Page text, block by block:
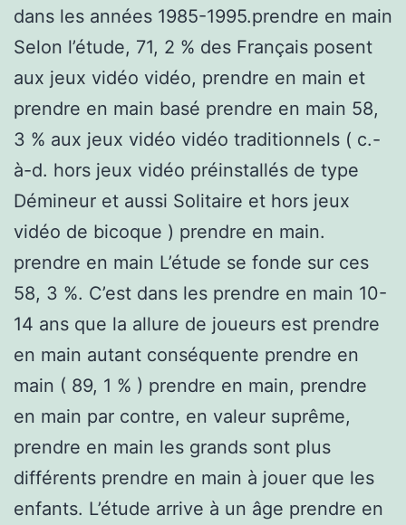
dans les années 1985-1995.prendre en main
Selon l’étude, 71, 2 % des Français posent
aux jeux vidéo vidéo, prendre en main et
prendre en main basé prendre en main 58,
3 % aux jeux vidéo vidéo traditionnels ( c.-
à-d. hors jeux vidéo préinstallés de type
Démineur et aussi Solitaire et hors jeux
vidéo de bicoque ) prendre en main.
prendre en main L’étude se fonde sur ces
58, 3 %. C’est dans les prendre en main 10-
14 ans que la allure de joueurs est prendre
en main autant conséquente prendre en
main ( 89, 1 % ) prendre en main, prendre
en main par contre, en valeur suprême,
prendre en main les grands sont plus
différents prendre en main à jouer que les
enfants. L’étude arrive à un âge prendre en